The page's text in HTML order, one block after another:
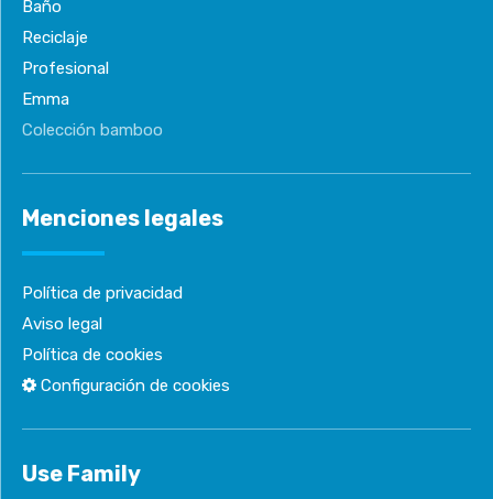
Baño
Reciclaje
Profesional
Emma
Colección bamboo
Menciones legales
Política de privacidad
Aviso legal
Política de cookies
Configuración de cookies
Use Family